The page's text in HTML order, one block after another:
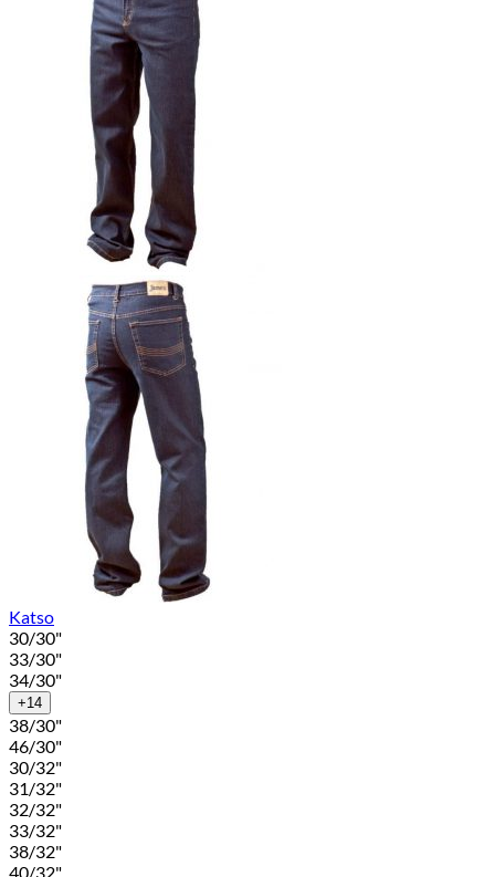
Katso
30/30"
33/30"
34/30"
+14
38/30"
46/30"
30/32"
31/32"
32/32"
33/32"
38/32"
40/32"